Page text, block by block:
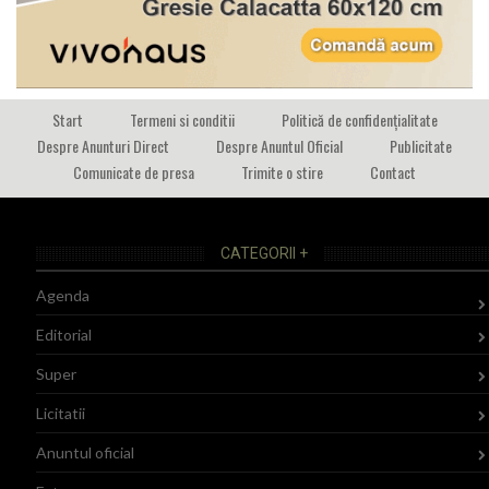
Start Termeni si conditii
Politică de confidențialitate
Despre Anunturi Direct
Despre Anuntul Oficial
Publicitate
Comunicate de presa
Trimite o stire Contact
CATEGORII +
Agenda
Editorial
Super
Licitatii
Anuntul oficial